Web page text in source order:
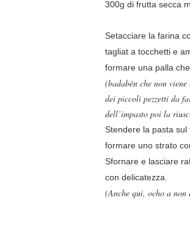
300g di frutta secca
Setacciare la farina
tagliat a tocchetti e
formare una palla
(badabèn che non
dei piccoli pezzetti da
dell’impasto poi la
Stendere la pasta
formare uno strato
Sfornare e lasciare
con delicatezza.
(Anche qui, ocho a non